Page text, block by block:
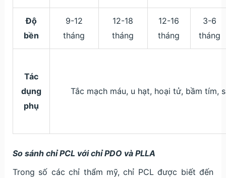
Độ
bền
9-12
tháng
12-18
tháng
12-16
tháng
3-6
tháng
Tác
dụng
phụ
Tắc mạch máu, u hạt, hoại tử, bầm tím,
So sánh chỉ PCL với chỉ PDO và PLLA
Trong số các chỉ thẩm mỹ, chỉ PCL được biết đến